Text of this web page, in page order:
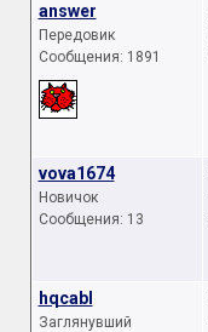
answer
Передовик
Сообщения: 1891
vova1674
Новичок
Сообщения: 13
hqcabl
Заглянувший